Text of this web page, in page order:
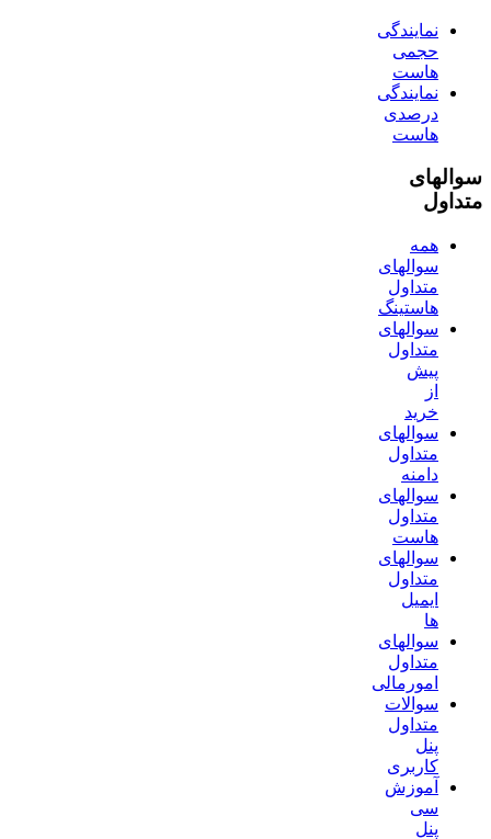
نمایندگی
حجمی
هاست
نمایندگی
درصدی
هاست
سوالهای
متداول
همه
سوالهای
متداول
هاستینگ
سوالهای
متداول
پیش
از
خرید
سوالهای
متداول
دامنه
سوالهای
متداول
هاست
سوالهای
متداول
ایمیل
ها
سوالهای
متداول
امورمالی
سوالات
متداول
پنل
کاربری
آموزش
سی
پنل